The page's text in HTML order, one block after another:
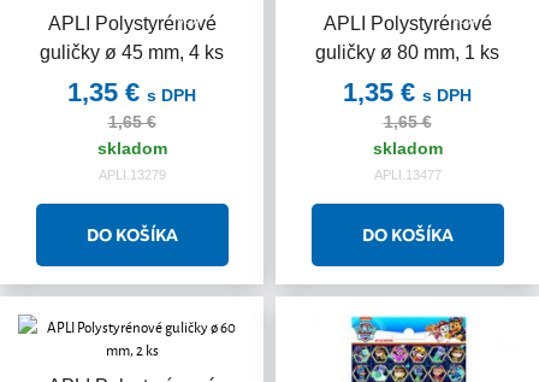
APLI Polystyrénové
guličky ø 45 mm, 4 ks
Akcia
1,35 € s DPH
1,65 €
skladom
APLI.13279
APLI Polystyrénové
guličky ø 80 mm, 1 ks
Akcia
1,35 € s DPH
1,65 €
skladom
APLI.13477